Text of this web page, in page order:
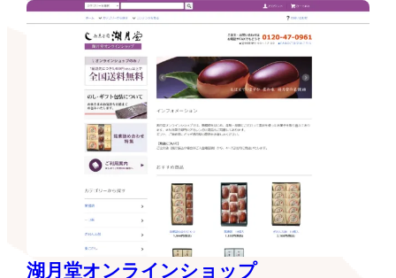
湖月堂オンラインショップ